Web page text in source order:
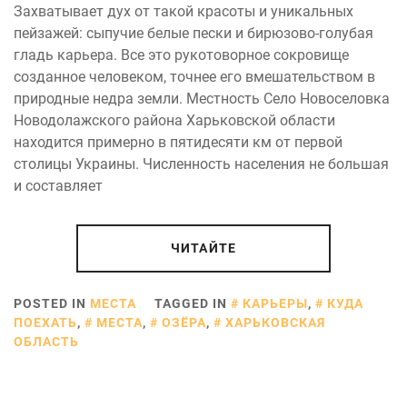
Захватывает дух от такой красоты и уникальных
пейзажей: сыпучие белые пески и бирюзово-голубая
гладь карьера. Все это рукотоворное сокровище
созданное человеком, точнее его вмешательством в
природные недра земли. Местность Село Новоселовка
Новодолажского района Харьковской области
находится примерно в пятидесяти км от первой
столицы Украины. Численность населения не большая
и составляет
ЧИТАЙТЕ
POSTED IN МЕСТА TAGGED IN КАРЬЕРЫ,
КУДА
ПОЕХАТЬ, МЕСТА, ОЗЁРА,
ХАРЬКОВСКАЯ
ОБЛАСТЬ